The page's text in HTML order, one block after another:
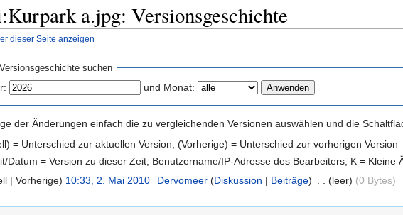
a.jpg: Versionsgeschichte
dieser Seite anzeigen
suchen
und Monat:
der Änderungen einfach die zu vergleichenden Versionen auswählen und die
= Unterschied zur aktuellen Version, (Vorherige) = Unterschied zur vorherigen Version
Datum = Version zu dieser Zeit, Benutzername/IP-Adresse des Bearbeiters, K = Kleine
| Vorherige) 10:33, 2. Mai 2010 Dervomeer (Diskussion | Beiträge) (leer) (0 Bytes)